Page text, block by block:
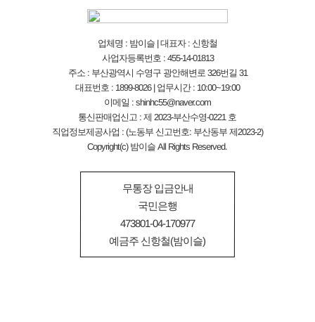
업체명 : 밤이슬 | 대표자 : 신항철
사업자등록번호 : 455-14-01813
주소 : 부산광역시 수영구 광안해변로 326번길 31
대표번호 : 1899-8026 | 업무시간 : 10:00~19:00
이메일 : shinhc55@naver.com
통신판매업신고 : 제 2023-부산수영-0221 호
직업정보제공사업 : (노동부 신고번호: 부산동부 제2023-2)
Copyright(c) 밤이슬 All Rights Reserved.
무통장 입금안내
국민은행
473801-04-170977
예금주 신항철(밤이슬)